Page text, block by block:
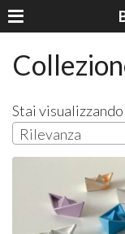
Stai
Rilevanza